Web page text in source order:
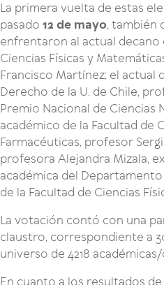
La primera vuelta de estas
pasado 12 de mayo, también
enfrentaron al actual decano
Ciencias Físicas y
Francisco Martínez; el actual
Derecho de la U. de Chile,
Premio Nacional de Ciencias
académico de la Facultad de
Farmacéuticas, profesor
profesora Alejandra Mizala,
académica del
de la Facultad de Ciencias
La votación contó con una
claustro, correspondiente a
universo de 4218 académicas/